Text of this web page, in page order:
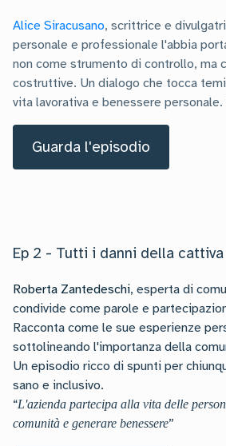
Alice Siracusano, scrittrice e
personale e professionale l'abbia
non come strumento di controllo, ma
costruttive. Un dialogo che tocca
vita lavorativa e benessere personale.
Guarda l'episodio
Ep 2 - Tutti i danni della
Roberta Zantedeschi, esperta di
condivide come parole e
Racconta come le sue esperienze
sottolineando l'importanza della
Un episodio ricco di spunti per
sano e inclusivo.
“L'azienda partecipa alla vita delle
comunità e generare benessere”